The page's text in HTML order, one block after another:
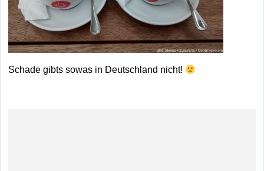
Schade gibts sowas in Deutschland nicht!